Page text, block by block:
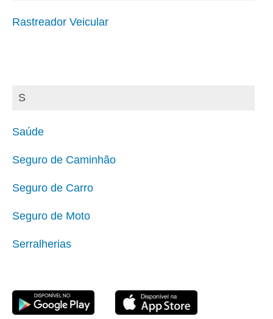
Rastreador Veicular
S
Saúde
Seguro de Caminhão
Seguro de Carro
Seguro de Moto
Serralherias